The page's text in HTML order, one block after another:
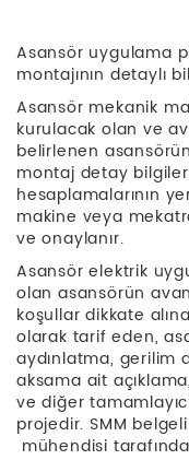
Asansör uygulama
montajının detaylı
Asansör mekanik
kurulacak olan ve
belirlenen
montaj detay
hesaplamalarının
makine veya
ve onaylanır.
Asansör elektrik
olan asansörün
koşullar dikkate
olarak tarif eden,
aydınlatma, gerilim
aksama ait
ve diğer
projedir. SMM
mühendisi